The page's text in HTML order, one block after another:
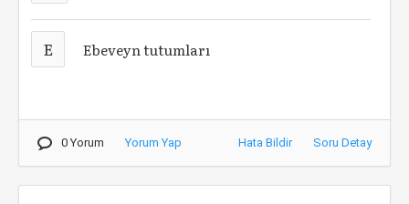
E Ebeveyn tutumları
0 Yorum Yorum Yap Hata Bildir Soru Detay